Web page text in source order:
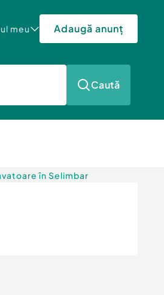
meu Adaugă anunț
Caută
în Selimbar